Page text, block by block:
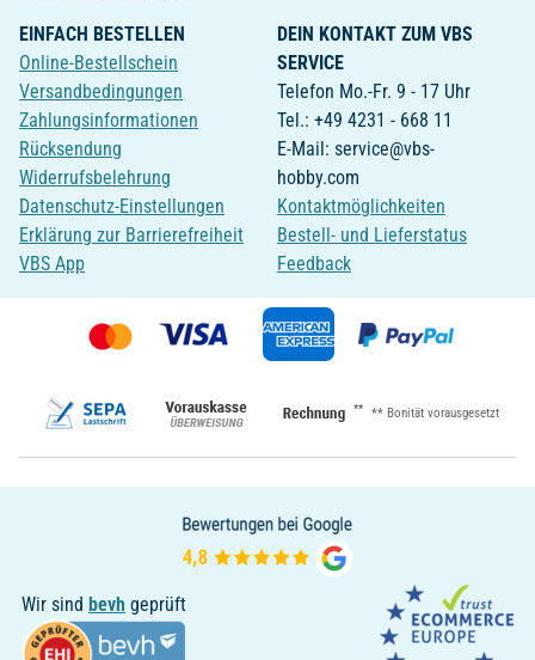
EINFACH BESTELLEN
Online-Bestellschein
Versandbedingungen
Zahlungsinformationen
Rücksendung
Widerrufsbelehrung
Datenschutz-Einstellungen
Erklärung zur Barrierefreiheit
VBS App
DEIN KONTAKT ZUM VBS
SERVICE
Telefon Mo.-Fr. 9 - 17 Uhr
Tel.: +49 4231 - 668 11
E-Mail: service@vbs-
hobby.com
Kontaktmöglichkeiten
Bestell- und Lieferstatus
Feedback
** ** Bonität vorausgesetzt
Wir sind bevh geprüft